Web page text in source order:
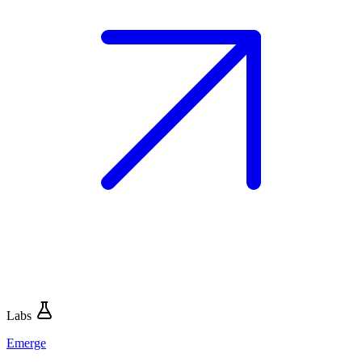
Labs
Emerge